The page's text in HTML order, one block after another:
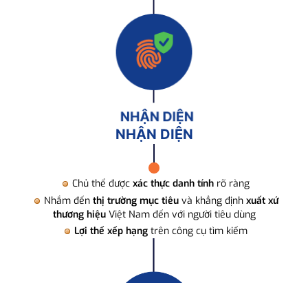
NHẬN DIỆN
Chủ thể được xác thực danh tính rõ ràng
Nhắm đến thị trường mục tiêuvà khẳng định xuất xứ
thương hiệuViệt Nam đến với người tiêu dùng
Lợi thế xếp hạng trên công cụ tìm kiếm